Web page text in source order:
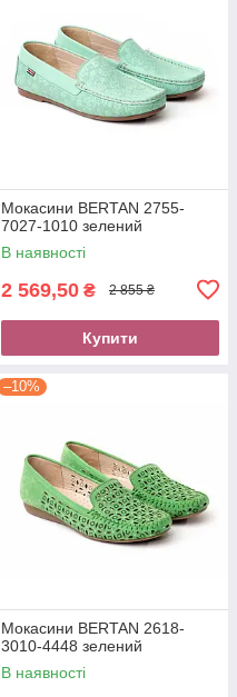
Мокасини BERTAN 2755-
7027-1010 зелений
В наявності
2 569,50 ₴ 2 855 ₴
Купити
–10%
Мокасини BERTAN 2618-
3010-4448 зелений
В наявності